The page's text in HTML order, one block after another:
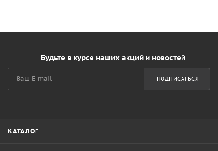
Будьте в курсе наших акций и новостей
ПОДПИСАТЬСЯ
КАТАЛОГ